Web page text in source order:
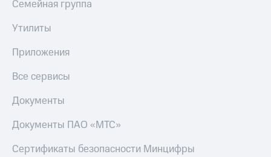
Семейная группа
Утилиты
Приложения
Все сервисы
Документы
Документы ПАО «МТС»
Сертификаты безопасности Минцифры